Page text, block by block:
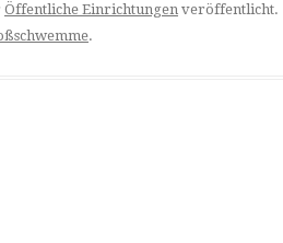
Öffentliche Einrichtungen veröffentlicht.
.